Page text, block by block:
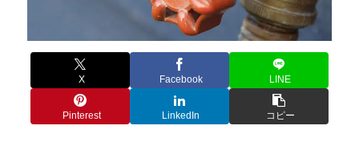
X Facebook LINE
Pinterest LinkedIn コピー